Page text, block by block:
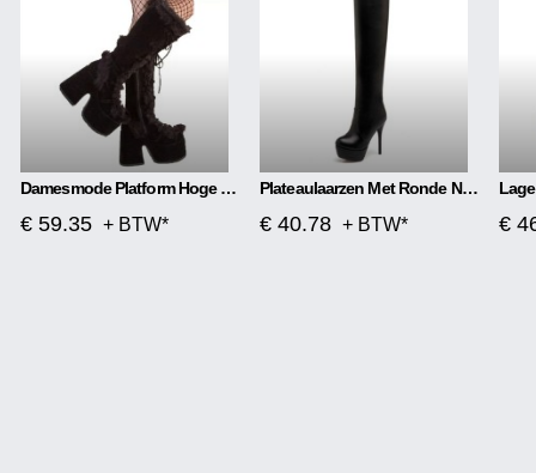
Damesmode Platform Hoge Hakken Platform Laarzen
€ 59.35 + BTW*
Plateaulaarzen Met Ronde Neus 13 Cm
€ 40.78 + BTW* €